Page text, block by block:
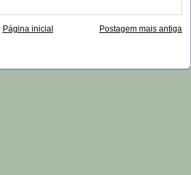
Postagem mais antiga
Página inicial